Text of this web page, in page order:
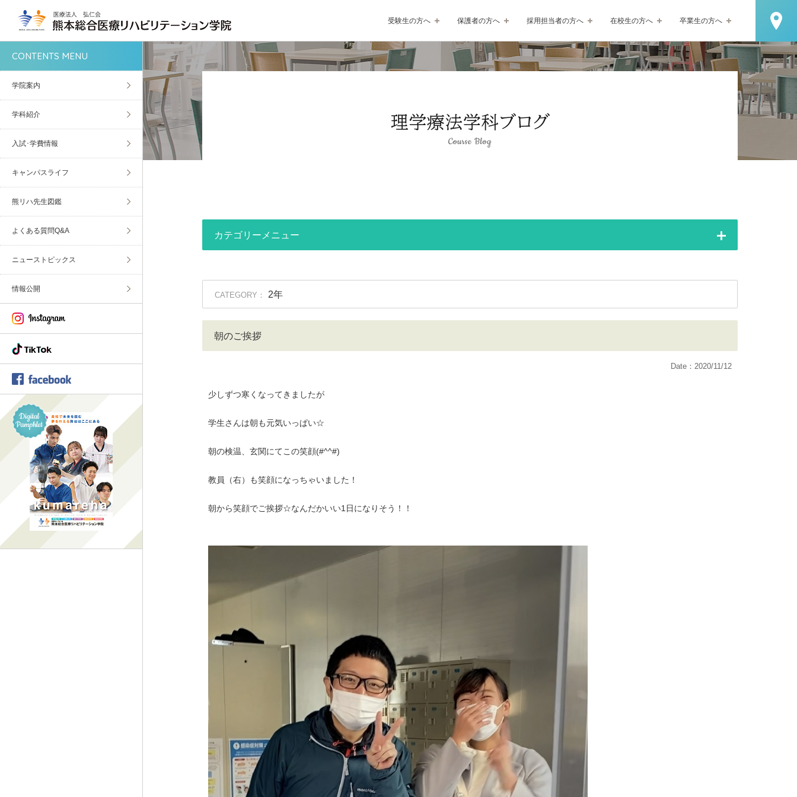
受験生の方へ 保護者の方へ 採用担当者の方へ 在校生の方へ 卒業生の方へ
CONTENTS MENU
学院案内
学科紹介
入試･学費情報
キャンパスライフ
熊リハ先生図鑑
よくある質問Q&A
ニューストピックス
情報公開
カテゴリーメニュー
CATEGORY： 2年
朝のご挨拶
Date：2020/11/12
少しずつ寒くなってきましたが
学生さんは朝も元気いっぱい☆
朝の検温、玄関にてこの笑顔(#^^#)
教員（右）も笑顔になっちゃいました！
朝から笑顔でご挨拶☆なんだかいい1日になりそう！！